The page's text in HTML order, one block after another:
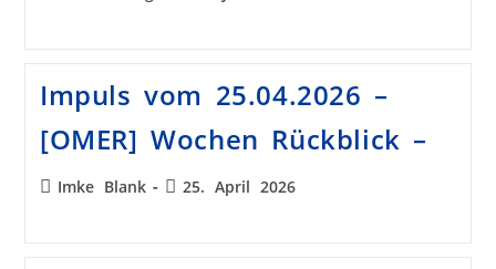
Impuls vom 25.04.2026 –
[OMER] Wochen Rückblick –
Imke Blank 25. April 2026